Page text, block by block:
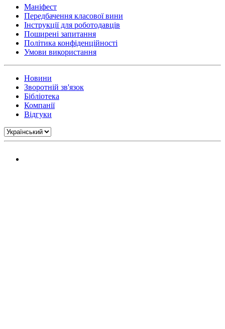
Маніфест
Передбачення класової вини
Інструкції для роботодавців
Поширені запитання
Політика конфіденційності
Умови використання
Новини
Зворотній зв'язок
Бібліотека
Компанії
Відгуки